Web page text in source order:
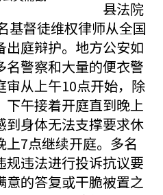
县法院
基督徒维权律师从全国
出庭辩护。地方公安如
名警察和大量的便衣警
审从上午10点开始，除
下午接着开庭直到晚上
到身体无法支撑要求休
7点继续开庭。多名
违法进行投诉抗议要
的答复或干脆被置之